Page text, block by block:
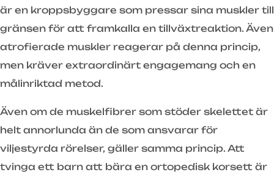
är en kroppsbyggare som pressar sina muskler till
gränsen för att framkalla en tillväxtreaktion. Även
atrofierade muskler reagerar på denna princip,
men kräver extraordinärt engagemang och en
målinriktad metod.
Även om de muskelfibrer som stöder skelettet är
helt annorlunda än de som ansvarar för
viljestyrda rörelser, gäller samma princip. Att
tvinga ett barn att bära en ortopedisk korsett är